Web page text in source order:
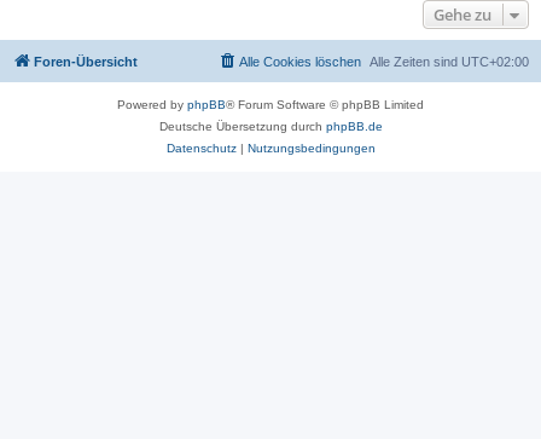
Gehe zu
Foren-Übersicht Alle Zeiten sind UTC+02:00
Alle Cookies löschen
Powered by phpBB® Forum Software © phpBB Limited
Deutsche Übersetzung durch phpBB.de
Datenschutz| Nutzungsbedingungen